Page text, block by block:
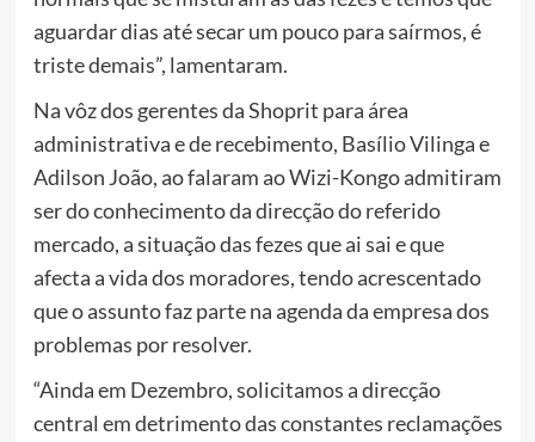
aguardar dias até secar um pouco para saírmos, é
triste demais”, lamentaram.
Na vôz dos gerentes da Shoprit para área
administrativa e de recebimento, Basílio Vilinga e
Adilson João, ao falaram ao Wizi-Kongo admitiram
ser do conhecimento da direcção do referido
mercado, a situação das fezes que ai sai e que
afecta a vida dos moradores, tendo acrescentado
que o assunto faz parte na agenda da empresa dos
problemas por resolver.
“Ainda em Dezembro, solicitamos a direcção
central em detrimento das constantes reclamações